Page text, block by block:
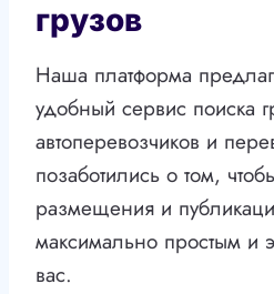
грузов
Наша платформа
удобный сервис поиска
автоперевозчиков и
позаботились о том,
размещения и
максимально простым и
вас.